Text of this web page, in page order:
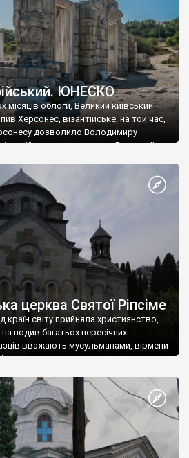
ЮНЕСКО
місяців облоги, Великий київський
Херсонес, візантійське, на той час,
дозволило Володимиру
імператору Василю ІІ, та
став Василем-християнином.
На честь Херсонесу Таврійського
церква Святої Ріпсіме
світу прийняла християнство,
подив багатьох пересічних
вважають мусульманами, вірмени